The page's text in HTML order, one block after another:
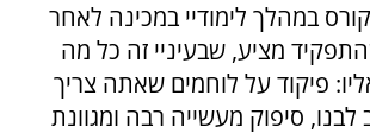
במהלך לימודיי במכינה לאחר
מציע, שבעיניי זה כל מה
פיקוד על לוחמים שאתה צריך
סיפוק מעשייה רבה ומגוונת